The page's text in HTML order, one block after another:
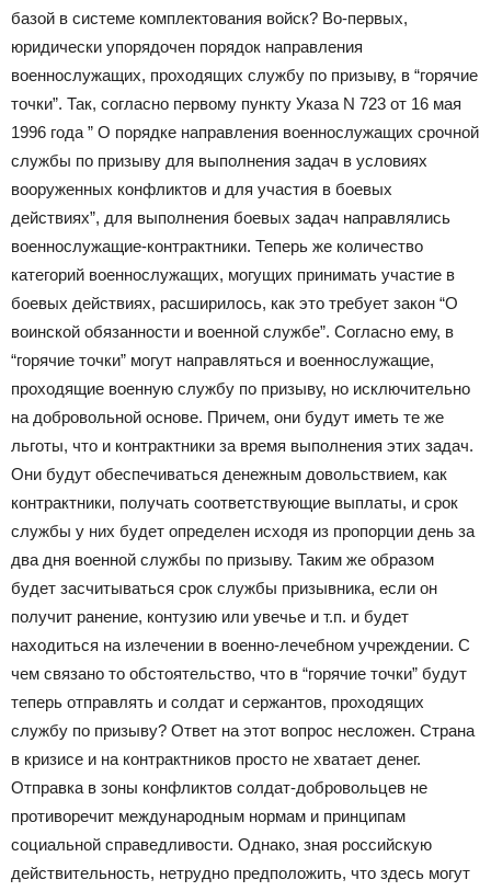
базой в системе комплектования войск? Во-первых,
юридически упорядочен порядок направления
военнослужащих, проходящих службу по призыву, в “горячие
точки”. Так, согласно первому пункту Указа N 723 от 16 мая
1996 года ” О порядке направления военнослужащих срочной
службы по призыву для выполнения задач в условиях
вооруженных конфликтов и для участия в боевых
действиях”, для выполнения боевых задач направлялись
военнослужащие-контрактники. Теперь же количество
категорий военнослужащих, могущих принимать участие в
боевых действиях, расширилось, как это требует закон “О
воинской обязанности и военной службе”. Согласно ему, в
“горячие точки” могут направляться и военнослужащие,
проходящие военную службу по призыву, но исключительно
на добровольной основе. Причем, они будут иметь те же
льготы, что и контрактники за время выполнения этих задач.
Они будут обеспечиваться денежным довольствием, как
контрактники, получать соответствующие выплаты, и срок
службы у них будет определен исходя из пропорции день за
два дня военной службы по призыву. Таким же образом
будет засчитываться срок службы призывника, если он
получит ранение, контузию или увечье и т.п. и будет
находиться на излечении в военно-лечебном учреждении. С
чем связано то обстоятельство, что в “горячие точки” будут
теперь отправлять и солдат и сержантов, проходящих
службу по призыву? Ответ на этот вопрос несложен. Страна
в кризисе и на контрактников просто не хватает денег.
Отправка в зоны конфликтов солдат-добровольцев не
противоречит международным нормам и принципам
социальной справедливости. Однако, зная российскую
действительность, нетрудно предположить, что здесь могут